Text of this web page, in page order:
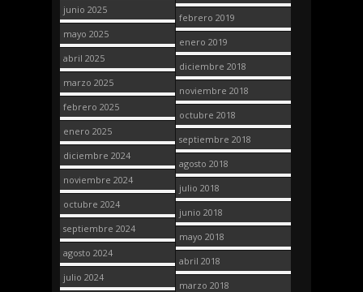
junio 2025
mayo 2025
abril 2025
marzo 2025
febrero 2025
enero 2025
diciembre 2024
noviembre 2024
octubre 2024
septiembre 2024
agosto 2024
julio 2024
febrero 2019
enero 2019
diciembre 2018
noviembre 2018
octubre 2018
septiembre 2018
agosto 2018
julio 2018
junio 2018
mayo 2018
abril 2018
marzo 2018